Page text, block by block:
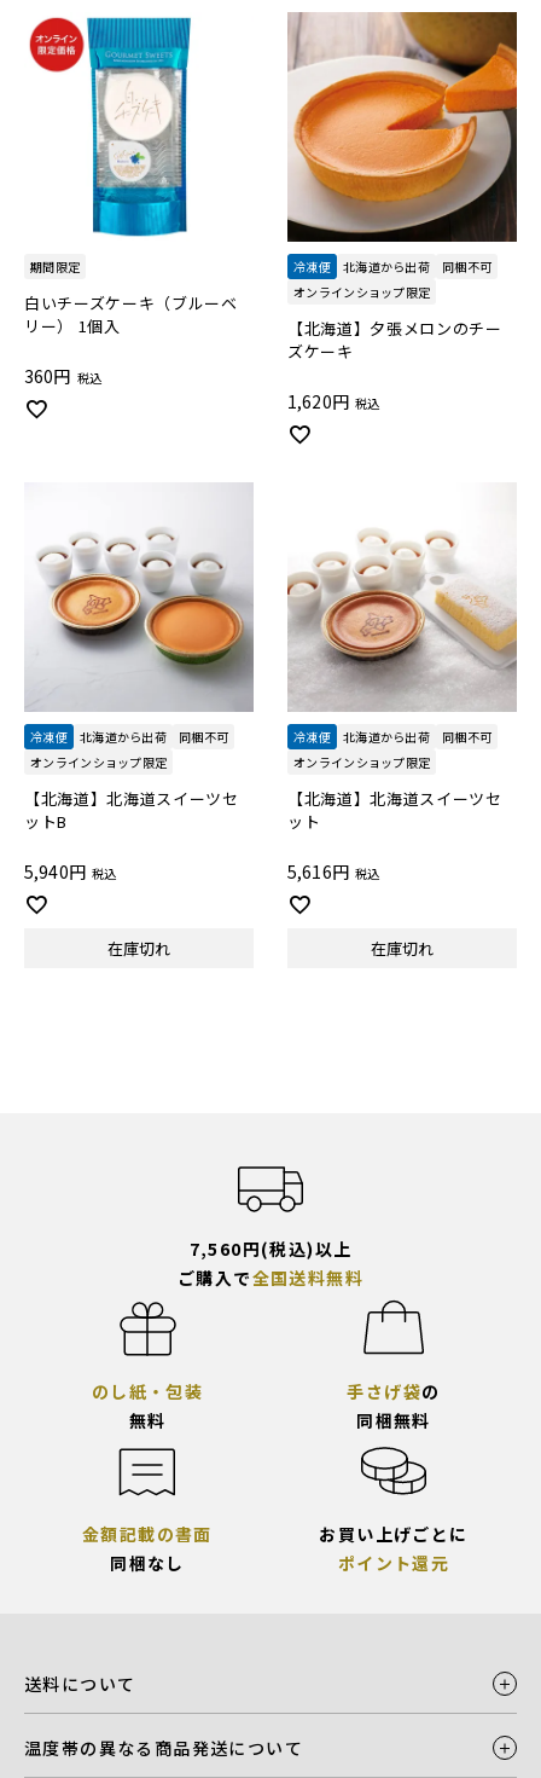
期間限定
白いチーズケーキ（ブルーベ
リー） 1個入
360 税込
冷凍便 北海道から出荷
同梱不可
オンラインショップ限定
【北海道】夕張メロンのチー
ズケーキ
1,620 税込
冷凍便 北海道から出荷
同梱不可
オンラインショップ限定
【北海道】北海道スイーツセ
ットB
5,940 税込
在庫切れ
冷凍便 北海道から出荷
同梱不可
オンラインショップ限定
【北海道】北海道スイーツセ
ット
5,616 税込
在庫切れ
7,560円(税込)以上
ご購入で全国送料無料
のし紙・包装
無料
手さげ袋の
同梱無料
金額記載の書面
同梱なし
お買い上げごとに
ポイント還元
送料について
温度帯の異なる商品発送について